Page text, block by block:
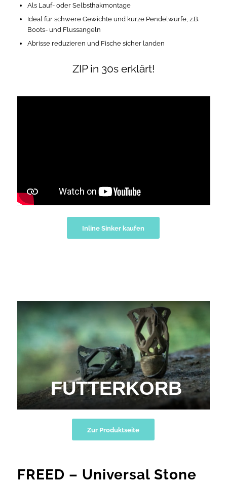
Als Lauf- oder Selbsthakmontage
Ideal für schwere Gewichte und kurze Pendelwürfe, z.B.
Boots- und Flussangeln
Abrisse reduzieren und Fische sicher landen
ZIP in 30s erklärt!
Inline Sinker kaufen
FUTTERKORB
Zur Produktseite
FREED – Universal Stone